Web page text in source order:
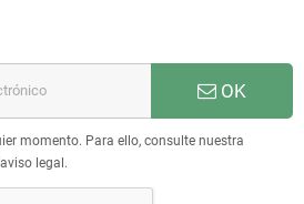
OK
momento. Para ello, consulte nuestra
legal.